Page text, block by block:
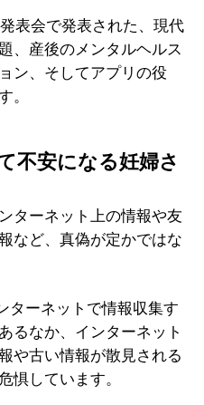
表会で発表された、現代
、産後のメンタルヘルス
ン、そしてアプリの役
。
不安になる妊婦さ
ターネット上の情報や友
など、真偽が定かではな
ターネットで情報収集す
るなか、インターネット
や古い情報が散見される
惧しています。